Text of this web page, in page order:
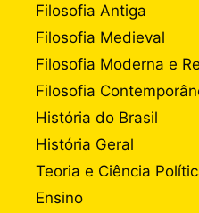
Filosofia Antiga
Filosofia Medieval
Filosofia Moderna e
Filosofia
História do Brasil
História Geral
Teoria e Ciência
Ensino